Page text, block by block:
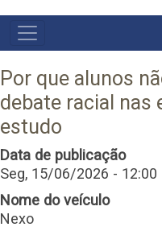
NAVEGADOR
PRINCIPAL
Por que alunos
debate racial nas
estudo
Data de publicação
Seg, 15/06/2026 - 12:00
Nome do veículo
Nexo